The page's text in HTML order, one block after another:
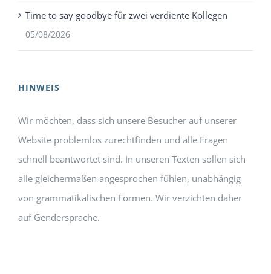
Time to say goodbye für zwei verdiente Kollegen
05/08/2026
HINWEIS
Wir möchten, dass sich unsere Besucher auf unserer
Website problemlos zurechtfinden und alle Fragen
schnell beantwortet sind. In unseren Texten sollen sich
alle gleichermaßen angesprochen fühlen, unabhängig
von grammatikalischen Formen. Wir verzichten daher
auf Gendersprache.